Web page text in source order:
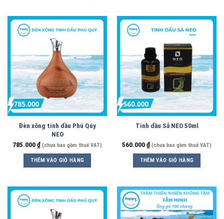
Đèn xông tinh dầu Phú Qúy
NEO
785.000₫ (chưa bao gồm thuế VAT)
THÊM VÀO GIỎ HÀNG
Tinh dầu Sả NEO 50ml
560.000₫ (chưa bao gồm thuế VAT)
THÊM VÀO GIỎ HÀNG